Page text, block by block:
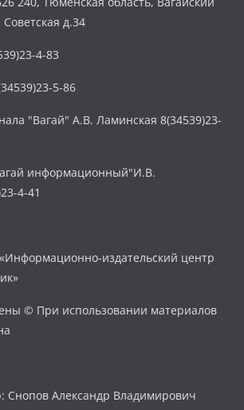
Советская д.34
4-83
5-86
"Вагай" А.В. Ламинская 8(34539)23-
информационный"И.В.
4-41
издательский центр
© При использовании материалов
Снопов Александр Владимирович